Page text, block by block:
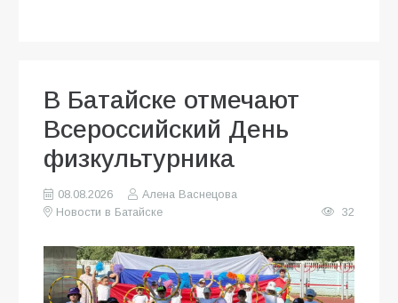
В Батайске отмечают
Всероссийский День
физкультурника
08.08.2026
Алена Васнецова
Новости в Батайске
32